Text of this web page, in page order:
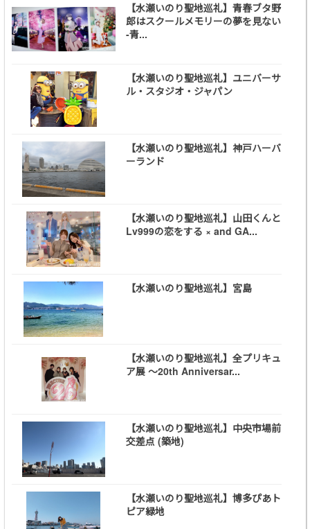
【水瀬いのり聖地巡礼】青春ブタ野
郎はスクールメモリーの夢を見ない
-青...
【水瀬いのり聖地巡礼】ユニバーサ
ル・スタジオ・ジャパン
【水瀬いのり聖地巡礼】神戸ハーバ
ーランド
【水瀬いのり聖地巡礼】山田くんと
Lv999の恋をする × and GA...
【水瀬いのり聖地巡礼】宮島
【水瀬いのり聖地巡礼】全プリキュ
ア展 ～20th Anniversar...
【水瀬いのり聖地巡礼】中央市場前
交差点 (築地)
【水瀬いのり聖地巡礼】博多ぴあト
ピア緑地